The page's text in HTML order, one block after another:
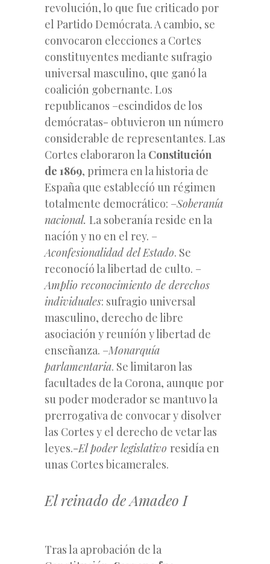
revolución, lo que fue criticado por
el Partido Demócrata. A cambio, se
convocaron elecciones a Cortes
constituyentes mediante sufragio
universal masculino, que ganó la
coalición gobernante. Los
republicanos –escindidos de los
demócratas- obtuvieron un número
considerable de representantes. Las
Cortes elaboraron la Constitución
de 1869, primera en la historia de
España que establecíó un régimen
totalmente democrático: –Soberanía
nacional. La soberanía reside en la
nacíón y no en el rey. –
Aconfesionalidad del Estado. Se
reconocíó la libertad de culto. –
Amplio reconocimiento de derechos
individuales: sufragio universal
masculino, derecho de libre
asociación y reuníón y libertad de
enseñanza. –Monarquía
parlamentaria. Se limitaron las
facultades de la Corona, aunque por
su poder moderador se mantuvo la
prerrogativa de convocar y disolver
las Cortes y el derecho de vetar las
leyes.-El poder legislativo residía en
unas Cortes bicamerales.
El reinado de Amadeo I
Tras la aprobación de la